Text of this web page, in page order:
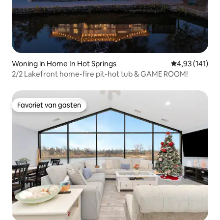
Woning in Home In Hot Springs Gemiddelde
4,93 (141)
2/2 Lakefront home-fire pit-hot tub & GAME ROOM!
Favoriet van gasten
Favoriet van gasten